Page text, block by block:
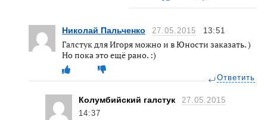
Николай Пальченко 27.05.2015 13:51
Галстук для Игоря можно и в Юности заказать. )
Но пока это ещё рано. :)
Ответить
Колумбийский галстук
27.05.2015
14:37